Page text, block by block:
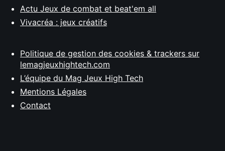
Actu Jeux de combat et beat'em all
Vivacréa : jeux créatifs
Politique de gestion des cookies & trackers sur
lemagjeuxhightech.com
L’équipe du Mag Jeux High Tech
Mentions Légales
Contact